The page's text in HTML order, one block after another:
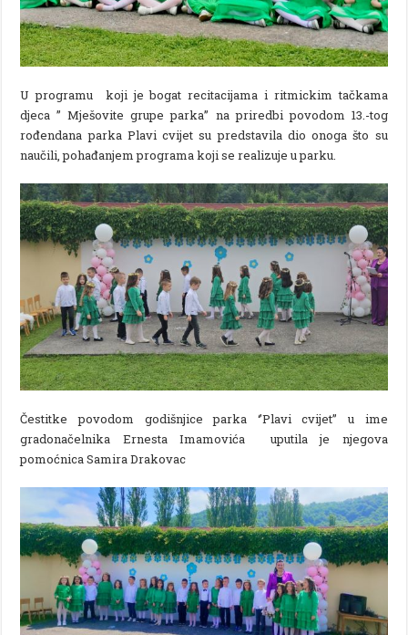
U programu koji je bogat recitacijama i ritmickim tačkama
djeca ” Mješovite grupe parka” na priredbi povodom 13.-tog
rođendana parka Plavi cvijet su predstavila dio onoga što su
naučili, pohađanjem programa koji se realizuje u parku.
Čestitke povodom godišnjice parka ‘’Plavi cvijet’’ u ime
gradonačelnika Ernesta Imamovića uputila je njegova
pomoćnica Samira Drakovac